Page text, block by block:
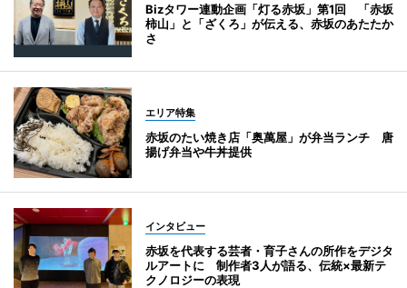
Bizタワー連動企画「灯る赤坂」第1回 「赤坂
柿山」と「ざくろ」が伝える、赤坂のあたたか
さ
エリア特集
赤坂のたい焼き店「奥萬屋」が弁当ランチ 唐
揚げ弁当や牛丼提供
インタビュー
赤坂を代表する芸者・育子さんの所作をデジタ
ルアートに 制作者3人が語る、伝統×最新テ
クノロジーの表現